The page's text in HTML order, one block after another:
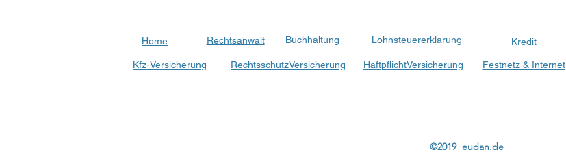
Home Rechtsanwalt Buchhaltung
Kfz-Versicherung RechtsschutzVersicherung
Lohnsteuererklärung
HaftpflichtVersicherung
Kredit
Festnetz & Internet
©2019 eudan.de